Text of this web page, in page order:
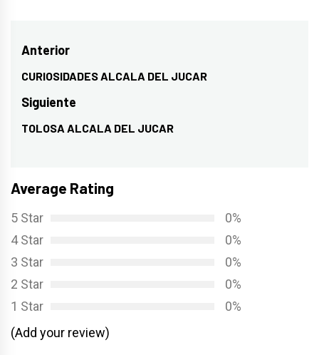
Navegación
de
entradas
Anterior
Entrada
anterior:
CURIOSIDADES ALCALA DEL JUCAR
Siguiente
Entrada
TOLOSA ALCALA DEL JUCAR
Average Rating
5 Star
0%
4 Star
0%
3 Star
0%
2 Star
0%
1 Star
0%
(Add your review)